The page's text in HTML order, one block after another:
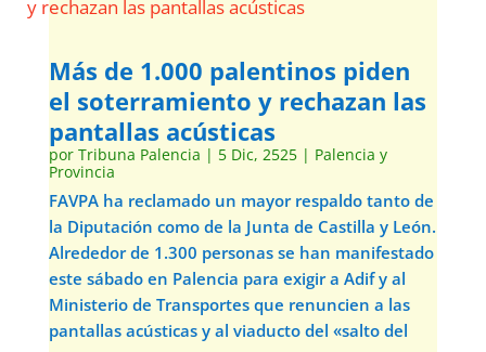
Más de 1.000 palentinos piden
el soterramiento y rechazan las
pantallas acústicas
por Tribuna Palencia | 5 Dic, 2525| Palencia y
Provincia
FAVPA ha reclamado un mayor respaldo tanto de
la Diputación como de la Junta de Castilla y León.
Alrededor de 1.300 personas se han manifestado
este sábado en Palencia para exigir a Adif y al
Ministerio de Transportes que renuncien a las
pantallas acústicas y al viaducto del «salto del